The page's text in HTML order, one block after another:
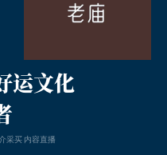
运文化
采买 内容直播